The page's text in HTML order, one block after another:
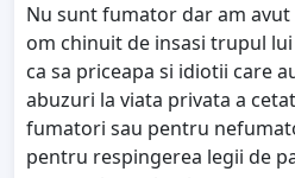
Nu sunt fumator dar am avut
om chinuit de insasi trupul
ca sa priceapa si idiotii care
abuzuri la viata privata a
fumatori sau pentru
pentru respingerea legii de